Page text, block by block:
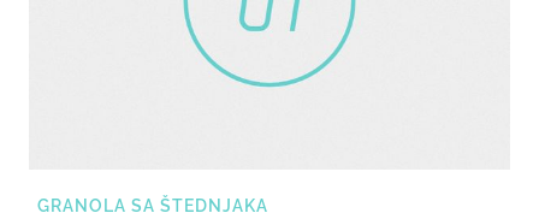
GRANOLA SA ŠTEDNJAKA